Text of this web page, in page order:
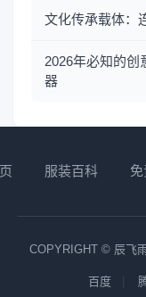
文化传承载体：
2026年必知的创
器
服装百科
COPYRIGHT © 辰飞
百度